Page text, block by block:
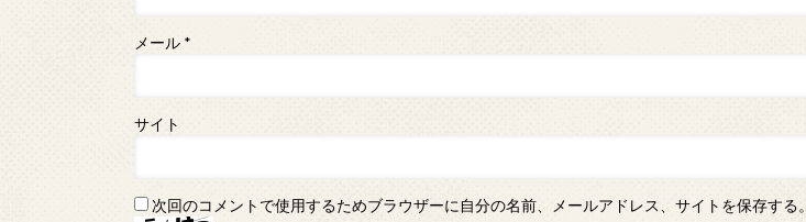
メール *
サイト
次回のコメントで使用するためブラウザーに自分の名前、メールアドレス、サイトを保存する。